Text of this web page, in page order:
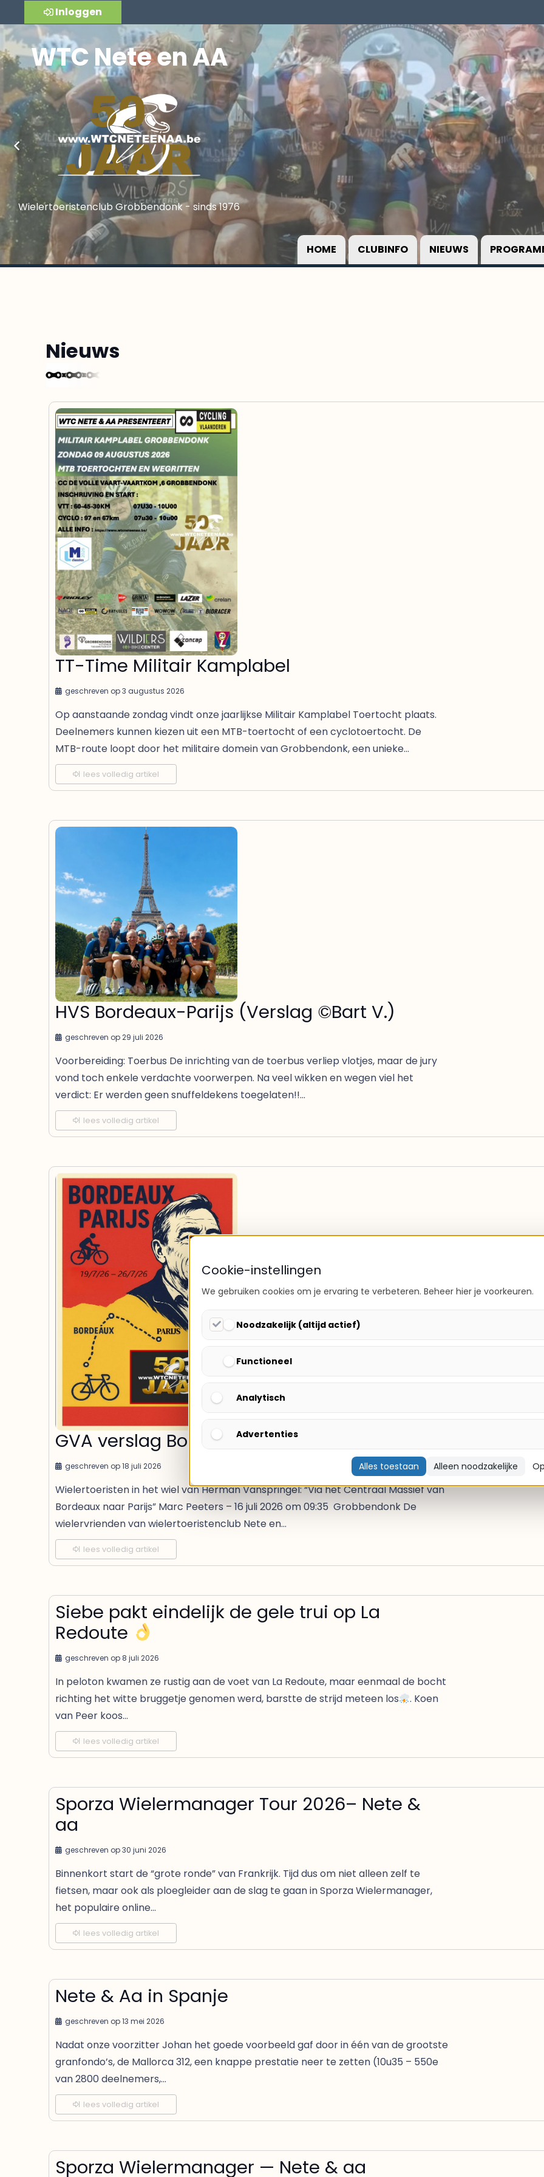
Inloggen
WTC Nete en AA
Wielertoeristenclub Grobbendonk - sinds 1976
HOME CLUBINFO NIEUWS
Nieuws
TT-Time Militair Kamplabel
geschreven op3 augustus 2026
Op aanstaande zondag vindt onze jaarlijkse Militair Kamplabel Toertocht plaats.
Deelnemers kunnen kiezen uit een MTB-toertocht of een cyclotoertocht. De
MTB-route loopt door het militaire domein van Grobbendonk, een unieke…
lees volledig artikel
HVS Bordeaux-Parijs (Verslag ©️Bart V.)
geschreven op29 juli 2026
Voorbereiding: Toerbus De inrichting van de toerbus verliep vlotjes, maar de jury
vond toch enkele verdachte voorwerpen. Na veel wikken en wegen viel het
verdict: Er werden geen snuffeldekens toegelaten!!…
lees volledig artikel
GVA verslag Bordeaux-Parijs
geschreven op18 juli 2026
Wielertoeristen in het wiel van Herman Vanspringel: “Via het Centraal Massief van
Bordeaux naar Parijs” Marc Peeters – 16 juli 2026 om 09:35 Grobbendonk De
wielervrienden van wielertoeristenclub Nete en…
lees volledig artikel
Siebe pakt eindelijk de gele trui op La
Redoute
geschreven op 8 juli 2026
In peloton kwamen ze rustig aan de voet van La Redoute, maar eenmaal de bocht
richting het witte bruggetje genomen werd, barstte de strijd meteen los
. Koen
van Peer koos…
lees volledig artikel
Sporza Wielermanager Tour 2026– Nete &
aa
geschreven op30 juni 2026
Binnenkort start de “grote ronde” van Frankrijk. Tijd dus om niet alleen zelf te
fietsen, maar ook als ploegleider aan de slag te gaan in Sporza Wielermanager,
het populaire online…
lees volledig artikel
Nete & Aa in Spanje
geschreven op13 mei 2026
Nadat onze voorzitter Johan het goede voorbeeld gaf door in één van de grootste
granfondo’s, de Mallorca 312, een knappe prestatie neer te zetten (10u35 – 550e
van 2800 deelnemers,…
lees volledig artikel
Sporza Wielermanager — Nete & aa
Cookie-instellingen
We gebruiken cookies om je ervaring te verbeteren. Beheer hier je voorkeuren.
Noodzakelijk (altijd actief)
Functioneel
Analytisch
Advertenties
Alles toestaan Alleen noodzakelijke